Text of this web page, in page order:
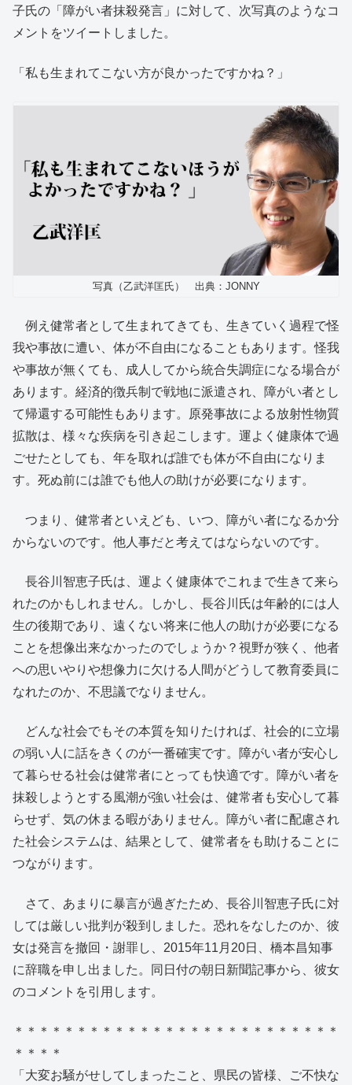
子氏の「障がい者抹殺発言」に対して、次写真のようなコ
メントをツイートしました。
「私も生まれてこない方が良かったですかね？」
写真（乙武洋匡氏） 出典：JONNY
例え健常者として生まれてきても、生きていく過程で怪
我や事故に遭い、体が不自由になることもあります。怪我
や事故が無くても、成人してから統合失調症になる場合が
あります。経済的徴兵制で戦地に派遣され、障がい者とし
て帰還する可能性もあります。原発事故による放射性物質
拡散は、様々な疾病を引き起こします。運よく健康体で過
ごせたとしても、年を取れば誰でも体が不自由になりま
す。死ぬ前には誰でも他人の助けが必要になります。
つまり、健常者といえども、いつ、障がい者になるか分
からないのです。他人事だと考えてはならないのです。
長谷川智恵子氏は、運よく健康体でこれまで生きて来ら
れたのかもしれません。しかし、長谷川氏は年齢的には人
生の後期であり、遠くない将来に他人の助けが必要になる
ことを想像出来なかったのでしょうか？視野が狭く、他者
への思いやりや想像力に欠ける人間がどうして教育委員に
なれたのか、不思議でなりません。
どんな社会でもその本質を知りたければ、社会的に立場
の弱い人に話をきくのが一番確実です。障がい者が安心し
て暮らせる社会は健常者にとっても快適です。障がい者を
抹殺しようとする風潮が強い社会は、健常者も安心して暮
らせず、気の休まる暇がありません。障がい者に配慮され
た社会システムは、結果として、健常者をも助けることに
つながります。
さて、あまりに暴言が過ぎたため、長谷川智恵子氏に対
しては厳しい批判が殺到しました。恐れをなしたのか、彼
女は発言を撤回・謝罪し、2015年11月20日、橋本昌知事
に辞職を申し出ました。同日付の朝日新聞記事から、彼女
のコメントを引用します。
＊＊＊＊＊＊＊＊＊＊＊＊＊＊＊＊＊＊＊＊＊＊＊＊＊＊
＊＊＊＊
「大変お騒がせしてしまったこと、県民の皆様、ご不快な